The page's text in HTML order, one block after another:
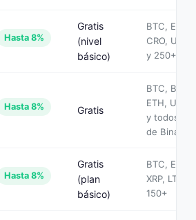
Hasta 8%
Gratis
(nivel
básico)
BTC, ETH,
CRO, USDT
y 250+
Hasta 8% Gratis
BTC, BNB,
ETH, USDT
y todos los
de Binance
Hasta 8%
Gratis
(plan
básico)
BTC, ETH,
XRP, LTC y
150+